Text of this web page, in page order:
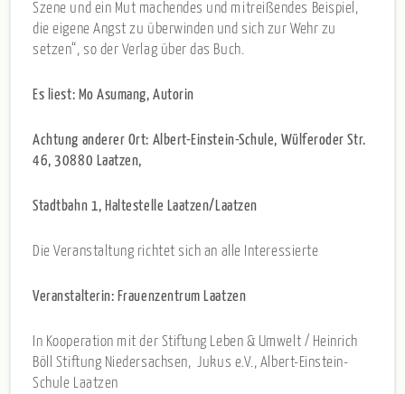
Szene und ein Mut machendes und mitreißendes Beispiel,
die eigene Angst zu überwinden und sich zur Wehr zu
setzen“, so der Verlag über das Buch.
Es liest: Mo Asumang, Autorin
Achtung anderer Ort: Albert-Einstein-Schule, Wülferoder Str.
46, 30880 Laatzen,
Stadtbahn 1, Haltestelle Laatzen/Laatzen
Die Veranstaltung richtet sich an alle Interessierte
Veranstalterin: Frauenzentrum Laatzen
In Kooperation mit der Stiftung Leben & Umwelt / Heinrich
Böll Stiftung Niedersachsen, Jukus e.V., Albert-Einstein-
Schule Laatzen